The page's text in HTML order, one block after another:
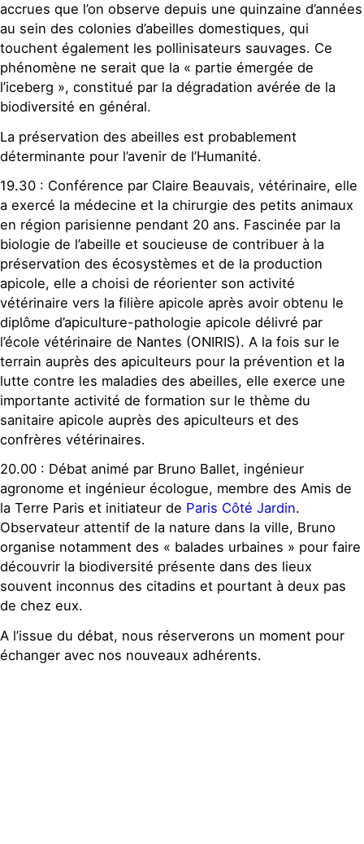
accrues que l’on observe depuis une quinzaine d’années
au sein des colonies d’abeilles domestiques, qui
touchent également les pollinisateurs sauvages. Ce
phénomène ne serait que la « partie émergée de
l’iceberg », constitué par la dégradation avérée de la
biodiversité en général.
La préservation des abeilles est probablement
déterminante pour l’avenir de l’Humanité.
19.30 : Conférence par Claire Beauvais, vétérinaire, elle
a exercé la médecine et la chirurgie des petits animaux
en région parisienne pendant 20 ans. Fascinée par la
biologie de l’abeille et soucieuse de contribuer à la
préservation des écosystèmes et de la production
apicole, elle a choisi de réorienter son activité
vétérinaire vers la filière apicole après avoir obtenu le
diplôme d’apiculture-pathologie apicole délivré par
l’école vétérinaire de Nantes (ONIRIS). A la fois sur le
terrain auprès des apiculteurs pour la prévention et la
lutte contre les maladies des abeilles, elle exerce une
importante activité de formation sur le thème du
sanitaire apicole auprès des apiculteurs et des
confrères vétérinaires.
20.00 : Débat animé par Bruno Ballet, ingénieur
agronome et ingénieur écologue, membre des Amis de
la Terre Paris et initiateur de Paris Côté Jardin.
Observateur attentif de la nature dans la ville, Bruno
organise notamment des « balades urbaines » pour faire
découvrir la biodiversité présente dans des lieux
souvent inconnus des citadins et pourtant à deux pas
de chez eux.
A l’issue du débat, nous réserverons un moment pour
échanger avec nos nouveaux adhérents.